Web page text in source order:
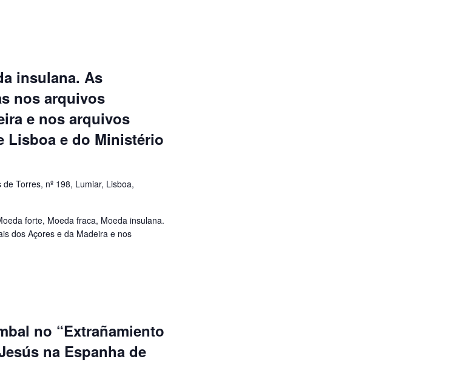
insulana. As
nos arquivos
e nos arquivos
Lisboa e do Ministério
Torres, nº 198, Lumiar, Lisboa,
forte, Moeda fraca, Moeda insulana.
dos Açores e da Madeira e nos
no “Extrañamiento
na Espanha de